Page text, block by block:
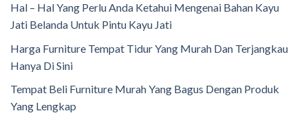
Hal – Hal Yang Perlu Anda Ketahui Mengenai Bahan Kayu
Jati Belanda Untuk Pintu Kayu Jati
Harga Furniture Tempat Tidur Yang Murah Dan Terjangkau
Hanya Di Sini
Tempat Beli Furniture Murah Yang Bagus Dengan Produk
Yang Lengkap